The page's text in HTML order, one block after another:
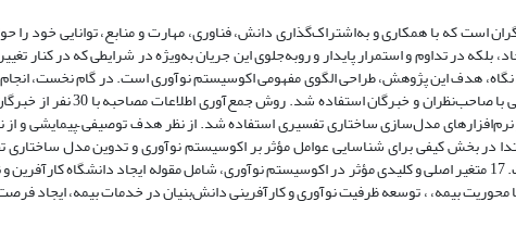
است که با همکاری و به‌اشتراک‌گذاری دانش، فناوری، مهارت و منابع، توانایی خود را
در تداوم و استمرار پایدار و روبه‌جلوی این جریان به‌ویژه در شرایطی که در کنار
هدف این پژوهش، طراحی الگوی مفهومی اکوسیستم نوآوری است. در گام نخست، انجام
منابع و اسناد کتابخانه‌ای، پایگاه‌های
نرم‌افزارهای مدل‌سازی ساختاری تفسیری استفاده شد. از نظر هدف توصیفی –پیمایشی و
در بخش کیفی برای شناسایی عوامل مؤثر بر اکوسیستم نوآوری و تدوین مدل ساختاری
بررسی اسناد علمی به‌صورت فراترکیب مطالعه صورت گرفت. 17 متغیر اصلی و کلیدی مؤثر در اکوسیستم نوآوری، شامل مقوله ایجاد
بیمه، ، توسعه ظرفیت نوآوری و کارآفرینی دانش‌بنیان در خدمات بیمه، ایجاد